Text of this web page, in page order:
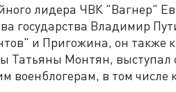
лидера ЧВК "Вагнер"
государства Владимир
и Пригожина, он также
Татьяны Монтян, выступал
военблогерам, в том числе